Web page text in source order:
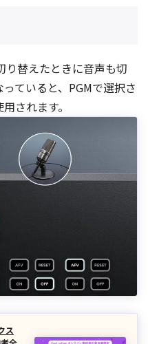
替えたときに音声も切
ていると、PGMで選択さ
されます。
ス